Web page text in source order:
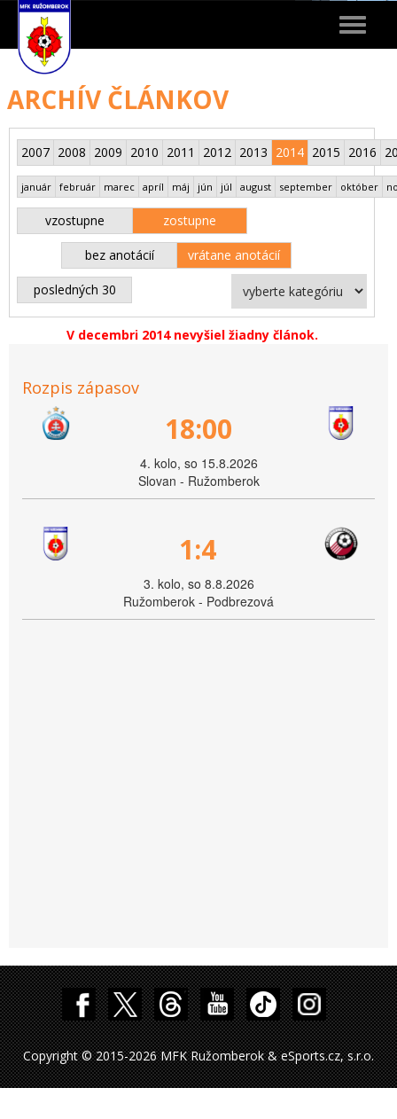
Toggle
ARCHÍV ČLÁNKOV
2007 2008 2009 2010 2011 2012 2013 2014 2015 2016
január február marec apríl máj jún júl august september október
vzostupne zostupne
bez anotácií vrátane anotácií
posledných 30
V decembri 2014 nevyšiel žiadny článok.
Rozpis zápasov
18:00
4. kolo, so 15.8.2026
Slovan - Ružomberok
1:4
3. kolo, so 8.8.2026
Ružomberok - Podbrezová
Copyright © 2015-2026 MFK Ružomberok & eSports.cz, s.r.o.